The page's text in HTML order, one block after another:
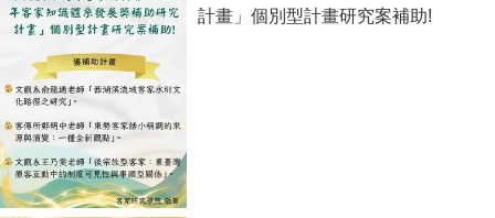
計畫」個別型計畫研究案補助!